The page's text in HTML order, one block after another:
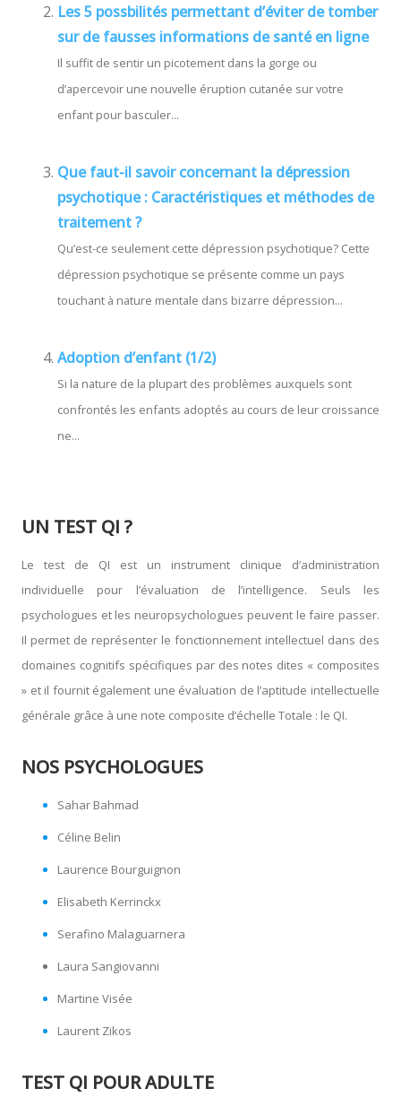
UN TEST QI ?
Le test de QI est un instrument clinique d’administration
individuelle pour l’évaluation de l’intelligence. Seuls les
psychologues et les neuropsychologues peuvent le faire passer.
Il permet de représenter le fonctionnement intellectuel dans des
domaines cognitifs spécifiques par des notes dites « composites
» et il fournit également une évaluation de l’aptitude intellectuelle
générale grâce à une note composite d’échelle Totale : le QI.
NOS PSYCHOLOGUES
Sahar Bahmad
Céline Belin
Laurence Bourguignon
Elisabeth Kerrinckx
Serafino Malaguarnera
Laura Sangiovanni
Martine Visée
Laurent Zikos
TEST QI POUR ADULTE
Les 5 possbilités permettant d’éviter de tomber
sur de fausses informations de santé en ligne
Il suffit de sentir un picotement dans la gorge ou
d’apercevoir une nouvelle éruption cutanée sur votre
enfant pour basculer...
Que faut-il savoir concernant la dépression
psychotique : Caractéristiques et méthodes de
traitement ?
Qu’est-ce seulement cette dépression psychotique? Cette
dépression psychotique se présente comme un pays
touchant à nature mentale dans bizarre dépression...
Adoption d’enfant (1/2)
Si la nature de la plupart des problèmes auxquels sont
confrontés les enfants adoptés au cours de leur croissance
ne...